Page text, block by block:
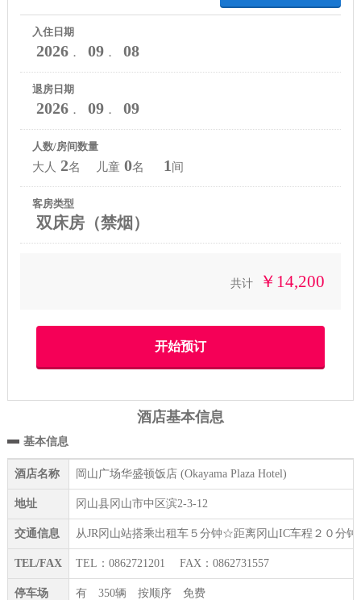
入住日期
2026． 09． 08
退房日期
2026． 09． 09
人数/房间数量
大人 2名 儿童 0名 1 间
客房类型
双床房（禁烟）
共计 ￥14,200
酒店基本信息
基本信息
酒店名称 岡山广场华盛顿饭店 (Okayama Plaza Hotel)
地址 冈山县冈山市中区滨2-3-12
交通信息 从JR冈山站搭乘出租车５分钟☆距离冈山IC车程２０分
TEL/FAX TEL：0862721201 FAX：0862731557
停车场 有 350辆 按顺序 免费